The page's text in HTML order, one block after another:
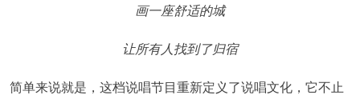
画一座舒适的城
让所有人找到了归宿
简单来说就是，这档说唱节目重新定义了说唱文化，它不止